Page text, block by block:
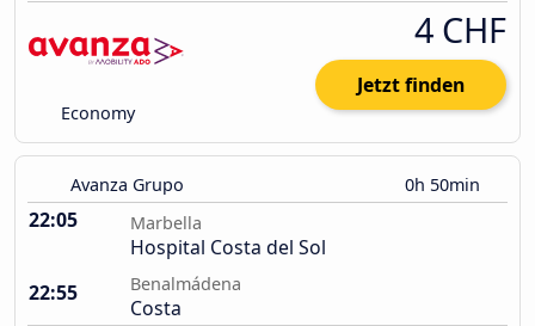
Economy
4 CHF
Jetzt finden
Avanza Grupo 0h 50min
22:05 Marbella
Hospital Costa del Sol
22:55
Benalmádena
Costa